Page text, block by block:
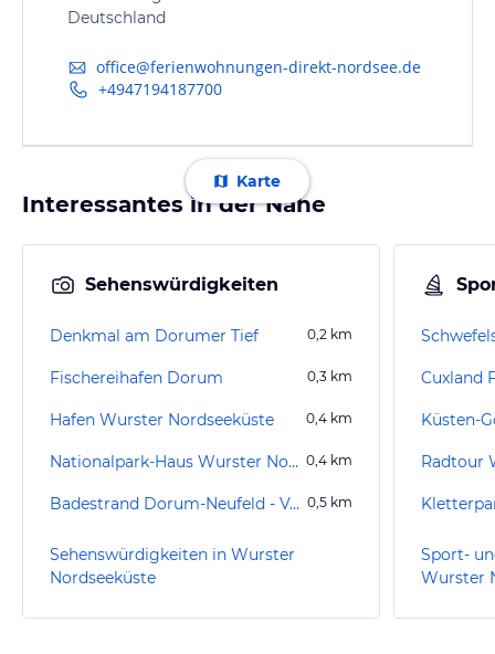
Deutschland
office@ferienwohnungen-direkt-nordsee.de
+4947194187700
Karte
Interessantes in der Nähe
Sehenswürdigkeiten
Denkmal am Dorumer Tief 0,2 km
Fischereihafen Dorum 0,3 km
Hafen Wurster Nordseeküste 0,4 km
Nationalpark-Haus Wurster Nordseeküste 0,4 km
Badestrand Dorum-Neufeld - Vorm Wellenbad 0,5 km
Sehenswürdigkeiten in Wurster
Nordseeküste
Cuxland
Sport-
Wurster